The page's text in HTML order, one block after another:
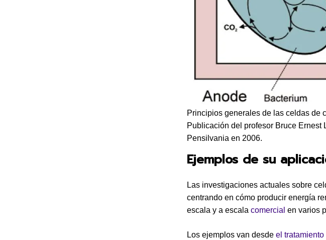
Principios generales de las celdas de
Publicación del profesor Bruce
Pensilvania en 2006.
Ejemplos de su
Las investigaciones actuales sobre
centrando en cómo producir energía
escala y a escala comercial en varios
Los ejemplos van desde el